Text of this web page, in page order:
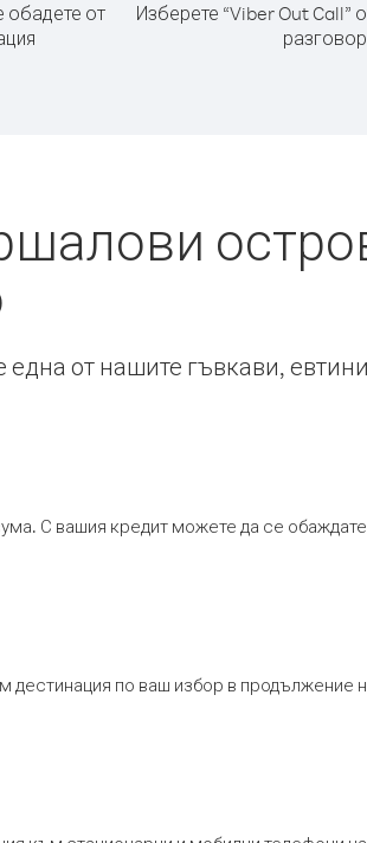
обадете от
Изберете “Viber Out Call”
от нашите гъвкави,
С вашия кредит можете да се
дестинация по ваш избор в продължение